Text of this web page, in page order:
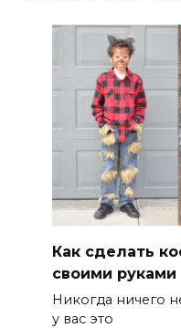
Как сделать
своими руками
Никогда ничего
у вас это